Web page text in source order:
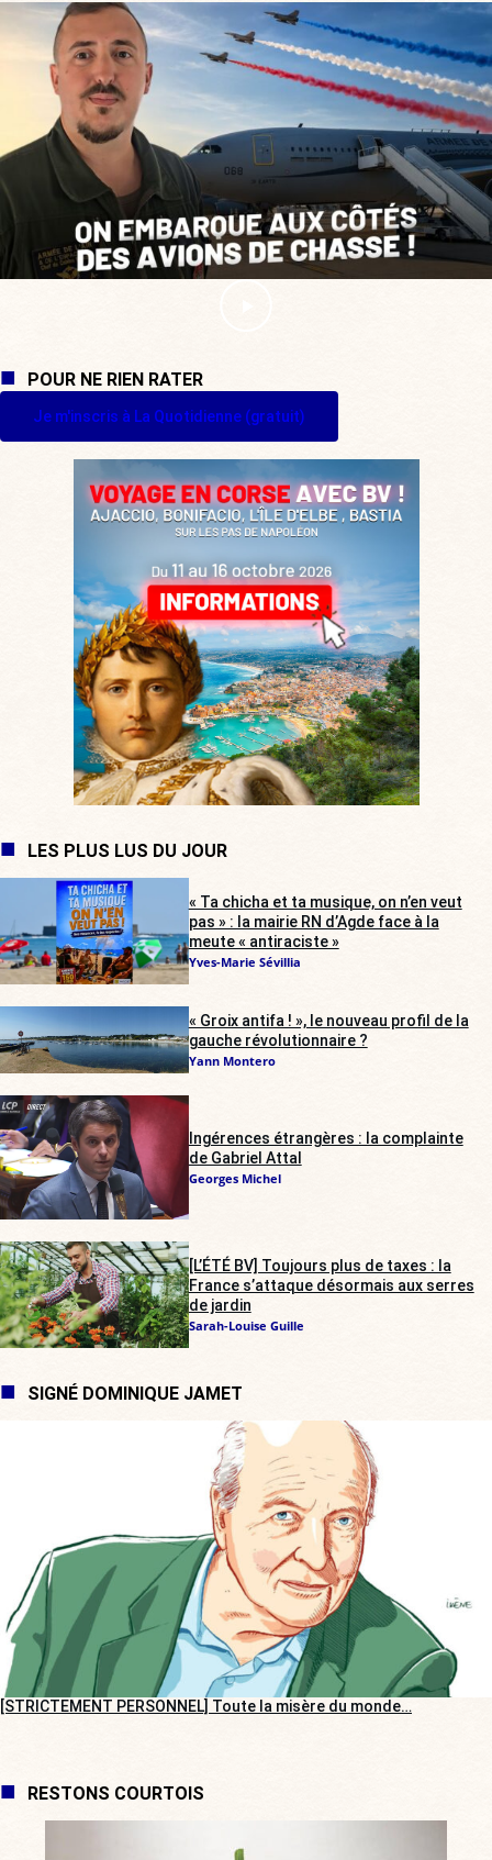
POUR NE RIEN RATER
Je m'inscris à La Quotidienne (gratuit)
LES PLUS LUS DU JOUR
« Ta chicha et ta musique, on n’en veut
pas » : la mairie RN d’Agde face à la
meute « antiraciste »
Yves-Marie Sévillia
« Groix antifa ! », le nouveau profil de la
gauche révolutionnaire ?
Yann Montero
Ingérences étrangères : la complainte
de Gabriel Attal
Georges Michel
[L’ÉTÉ BV] Toujours plus de taxes : la
France s’attaque désormais aux serres
de jardin
Sarah-Louise Guille
SIGNÉ DOMINIQUE JAMET
[STRICTEMENT PERSONNEL] Toute la misère du monde…
RESTONS COURTOIS